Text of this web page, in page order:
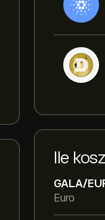
Ile
GALA/
Euro